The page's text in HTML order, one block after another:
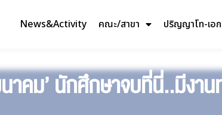
News&Activity คณะ/สาขา ปริญญาโท-เอก
าคม’ นักศึกษาจบที่นี่..มีงา